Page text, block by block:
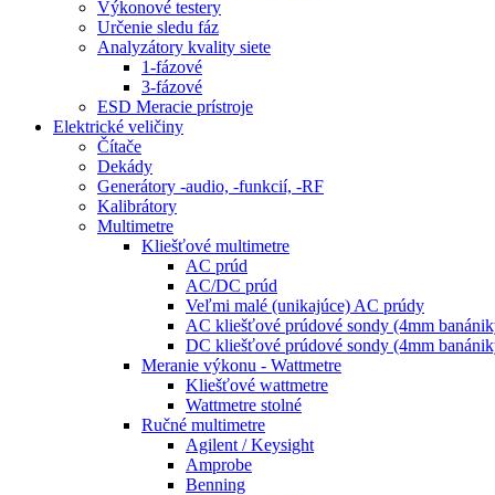
Výkonové testery
Určenie sledu fáz
Analyzátory kvality siete
1-fázové
3-fázové
ESD Meracie prístroje
Elektrické veličiny
Čítače
Dekády
Generátory -audio, -funkcií, -RF
Kalibrátory
Multimetre
Kliešťové multimetre
AC prúd
AC/DC prúd
Veľmi malé (unikajúce) AC prúdy
AC kliešťové prúdové sondy (4mm
DC kliešťové prúdové sondy (4mm
Meranie výkonu - Wattmetre
Kliešťové wattmetre
Wattmetre stolné
Ručné multimetre
Agilent / Keysight
Amprobe
Benning